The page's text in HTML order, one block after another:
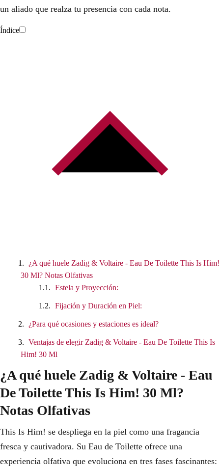
un aliado que realza tu presencia con cada nota.
Índice
¿A qué huele Zadig & Voltaire - Eau De Toilette This Is Him!
30 Ml? Notas Olfativas
Estela y Proyección:
Fijación y Duración en Piel:
¿Para qué ocasiones y estaciones es ideal?
Ventajas de elegir Zadig & Voltaire - Eau De Toilette This Is
Him! 30 Ml
¿A qué huele Zadig & Voltaire - Eau
De Toilette This Is Him! 30 Ml?
Notas Olfativas
This Is Him! se despliega en la piel como una fragancia
fresca y cautivadora. Su Eau de Toilette ofrece una
experiencia olfativa que evoluciona en tres fases fascinantes: